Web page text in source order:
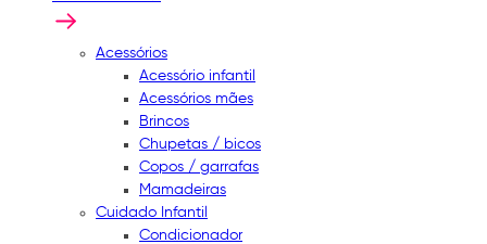
Acessórios
Acessório infantil
Acessórios mães
Brincos
Chupetas / bicos
Copos / garrafas
Mamadeiras
Cuidado Infantil
Condicionador